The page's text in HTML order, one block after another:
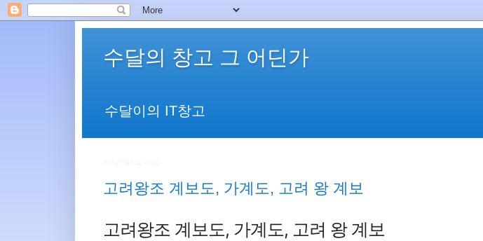
수달의 창고 그 어딘가
수달이의 IT창고
고려왕조 계보도, 가계도, 고려 왕 계보
고려왕조 계보도, 가계도, 고려 왕 계보